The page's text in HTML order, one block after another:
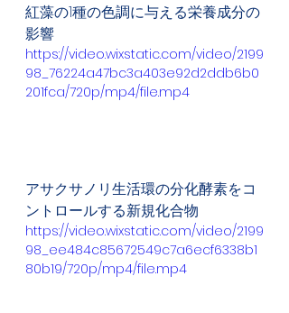
紅藻の1種の色調に与える栄養成分の
影響
https://video.wixstatic.com/video/2199
98_76224a47bc3a403e92d2ddb6b0
201fca/720p/mp4/file.mp4
アサクサノリ生活環の分化酵素をコ
ントロールする新規化合物
https://video.wixstatic.com/video/2199
98_ee484c85672549c7a6ecf6338b1
80b19/720p/mp4/file.mp4